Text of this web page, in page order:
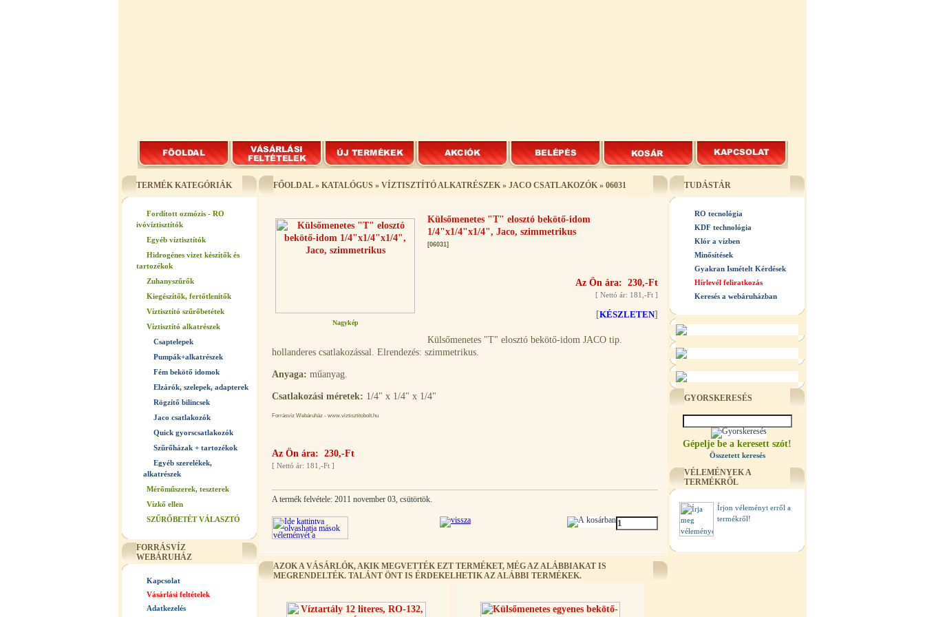
TERMÉK KATEGÓRIÁK
Fordított ozmózis - RO
ivóvíztisztítók
Egyéb víztisztítók
Hidrogénes vizet készítők és
tartozékok
Zuhanyszűrők
Kiegészítők, fertőtlenítők
Víztisztító szűrőbetétek
Víztisztító alkatrészek
Csaptelepek
Pumpák+alkatrészek
Fém bekötő idomok
Elzárók, szelepek, adapterek
Rögzítő bilincsek
Jaco csatlakozók
Quick gyorscsatlakozók
Szűrőházak + tartozékok
Egyéb szerelékek,
alkatrészek
Mérőműszerek, teszterek
Vízkő ellen
SZŰRŐBETÉT VÁLASZTÓ
FORRÁSVÍZ
WEBÁRUHÁZ
Kapcsolat
Vásárlási feltételek
Adatkezelés
FŐOLDAL» KATALÓGUS » VÍZTISZTÍTÓ ALKATRÉSZEK » JACO CSATLAKOZÓK » 06031
Nagykép
Külsőmenetes "T" elosztó bekötő-idom
1/4"x1/4"x1/4", Jaco, szimmetrikus
[06031]
Az Ön ára: 230,-Ft
[ Nettó ár: 181,-Ft ]
[KÉSZLETEN]
Külsőmenetes "T" elosztó bekötő-idom JACO tip.
hollanderes csatlakozással. Elrendezés: szimmetrikus.
Anyaga: műanyag.
Csatlakozási méretek: 1/4" x 1/4" x 1/4"
Forrásvíz Webáruház - www.viztisztitobolt.hu
Az Ön ára: 230,-Ft
[ Nettó ár: 181,-Ft ]
A termék felvétele: 2011 november 03, csütörtök.
AZOK A VÁSÁRLÓK, AKIK MEGVETTÉK EZT TERMÉKET, MÉG AZ ALÁBBIAKAT IS
MEGRENDELTÉK. TALÁNT ÖNT IS ÉRDEKELHETIK AZ ALÁBBI TERMÉKEK.
TUDÁSTÁR
RO tecnológia
KDF technológia
Klór a vízben
Minősítések
Gyakran Ismételt Kérdések
Hírlevél feliratkozás
Keresés a webáruházban
GYORSKERESÉS
Gépelje be a keresett szót!
Összetett keresés
VÉLEMÉNYEK A
TERMÉKRŐL
Írjon véleményt erről a
termékről!